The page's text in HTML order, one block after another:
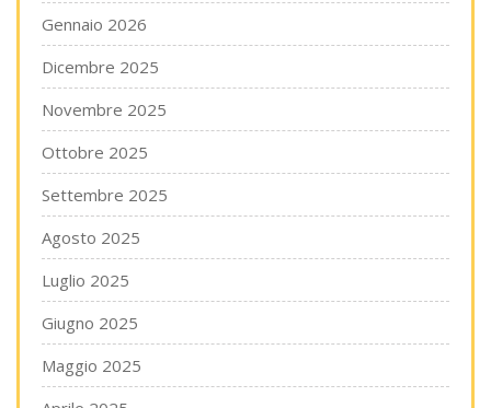
Gennaio 2026
Dicembre 2025
Novembre 2025
Ottobre 2025
Settembre 2025
Agosto 2025
Luglio 2025
Giugno 2025
Maggio 2025